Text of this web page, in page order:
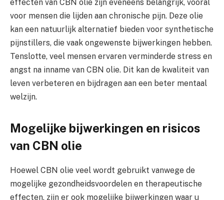
effecten van CBN olie zijn eveneens belangrijk, vooral
voor mensen die lijden aan chronische pijn. Deze olie
kan een natuurlijk alternatief bieden voor synthetische
pijnstillers, die vaak ongewenste bijwerkingen hebben.
Tenslotte, veel mensen ervaren verminderde stress en
angst na inname van CBN olie. Dit kan de kwaliteit van
leven verbeteren en bijdragen aan een beter mentaal
welzijn.
Mogelijke bijwerkingen en risicos
van CBN olie
Hoewel CBN olie veel wordt gebruikt vanwege de
mogelijke gezondheidsvoordelen en therapeutische
effecten, zijn er ook mogelijke bijwerkingen waar u